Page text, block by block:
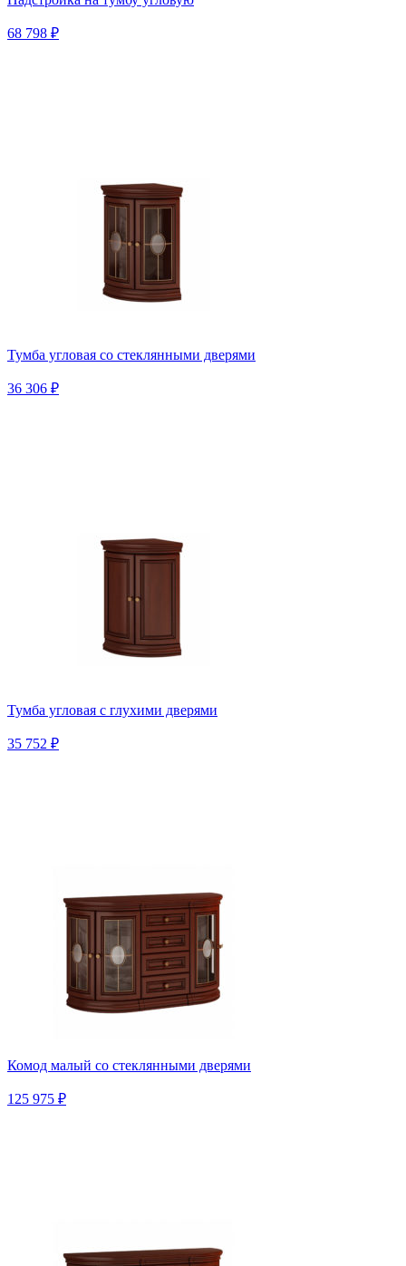
68 798 ₽
Тумба угловая со стеклянными дверями
36 306 ₽
Тумба угловая с глухими дверями
35 752 ₽
Комод малый со стеклянными дверями
125 975 ₽